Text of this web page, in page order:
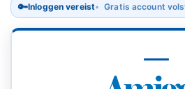
🔑Inloggen vereist Gratis account